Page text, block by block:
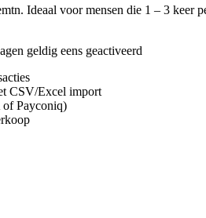
Ideaal voor mensen die 1 – 3 keer
geldig eens geactiveerd
CSV/Excel import
of Payconiq)